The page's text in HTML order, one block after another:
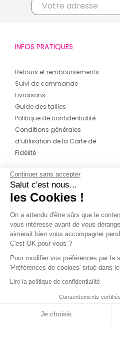
INFOS PRATIQUES
Retours et remboursements
Suivi de commande
Livraisons
Guide des tailles
Politique de confidentialité
Conditions générales
d’utilisation de la Carte de
Fidélité
CONTACT
04 42 20 78 42
Du lundi au jeudi de 8h30 à 16h30 & le
vendredi de 8h30 à 15h30
Continuer sans accepter
Salut c'est nous...
les Cookies !
On a attendu d'être sûrs que le
vous intéresse avant de vous
aimerait bien vous accompagner
C'est OK pour vous ?
Pour modifier vos préférences par la
'Préférences de cookies' situé dans le
Lire la politique de confidentialité
Consentements
Je choisis